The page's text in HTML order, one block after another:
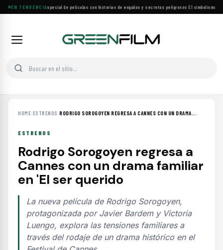
EN TENDENCIA
Lifetime estrena especial de películas con historias de engaños y secretos peligrosos·El simbolismo de
HOME›ESTRENOS ›RODRIGO SOROGOYEN REGRESA A CANNES CON UN DRAMA...
ESTRENOS
Rodrigo Sorogoyen regresa a
Cannes con un drama familiar
en 'El ser querido
La nueva película de Rodrigo Sorogoyen,
protagonizada por Javier Bardem y Victoria
Luengo, explora las tensiones familiares a
través del rodaje de un drama histórico en el